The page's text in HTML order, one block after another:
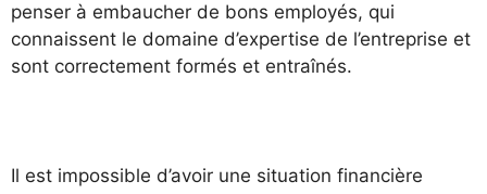
penser à embaucher de bons employés, qui
connaissent le domaine d’expertise de l’entreprise et
sont correctement formés et entraînés.
Il est impossible d’avoir une situation financière